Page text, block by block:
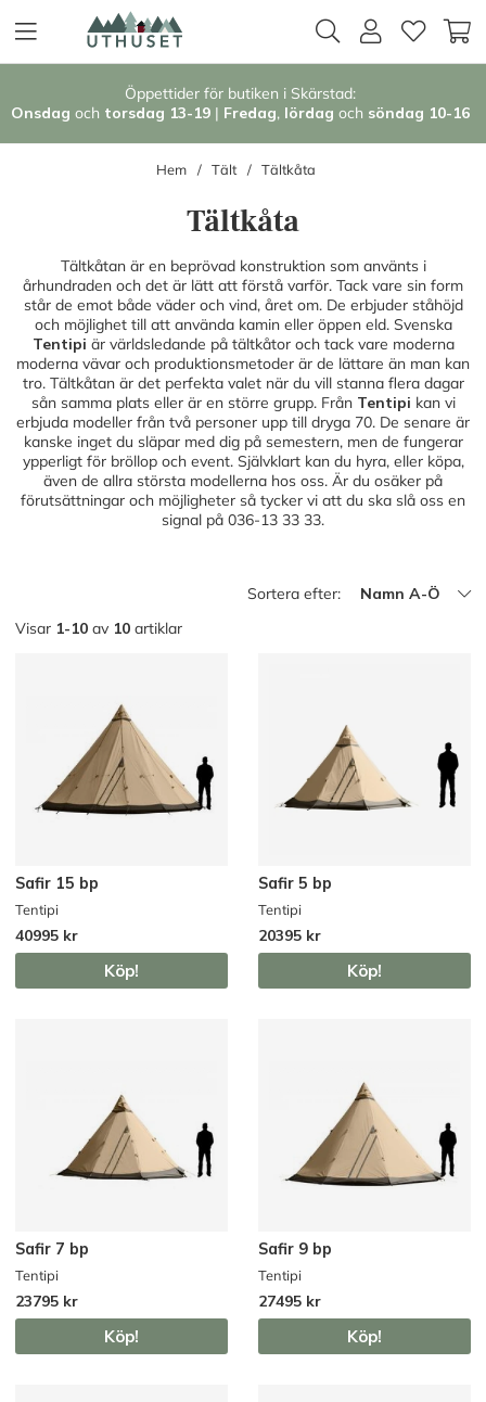
Öppettider för butiken i Skärstad:
Onsdag och torsdag 13-19 | Fredag, lördag och söndag 10-16
Hem Tält Tältkåta
Tältkåta
Tältkåtan är en beprövad konstruktion som använts i
århundraden och det är lätt att förstå varför. Tack vare sin form
står de emot både väder och vind, året om. De erbjuder ståhöjd
och möjlighet till att använda kamin eller öppen eld. Svenska
Tentipi är världsledande på tältkåtor och tack vare moderna
moderna vävar och produktionsmetoder är de lättare än man kan
tro. Tältkåtan är det perfekta valet när du vill stanna flera dagar
sån samma plats eller är en större grupp. Från Tentipi kan vi
erbjuda modeller från två personer upp till dryga 70. De senare är
kanske inget du släpar med dig på semestern, men de fungerar
ypperligt för bröllop och event. Självklart kan du hyra, eller köpa,
även de allra största modellerna hos oss. Är du osäker på
förutsättningar och möjligheter så tycker vi att du ska slå oss en
signal på 036-13 33 33.
Sortera efter:
Namn A-Ö
Visar 1-10 av 10 artiklar
Safir 15 bp
Tentipi
40995 kr
Köp!
Safir 5 bp
Tentipi
20395 kr
Köp!
Safir 7 bp
Tentipi
23795 kr
Köp!
Safir 9 bp
Tentipi
27495 kr
Köp!